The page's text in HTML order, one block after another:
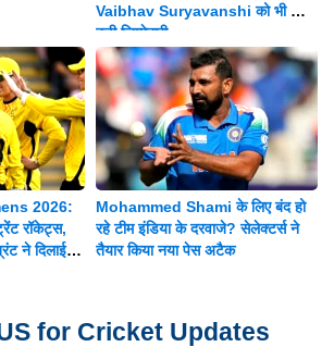
Vaibhav Suryavanshi को भी मिली
बड़ी जिम्मेदारी
2026:
रॉकेट्स,
ने दिलाई 8
Mohammed Shami के लिए बंद हो
रहे टीम इंडिया के दरवाजे? सेलेक्टर्स ने
तैयार किया नया पेस अटैक
for Cricket Updates